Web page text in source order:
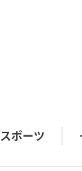
スポーツ